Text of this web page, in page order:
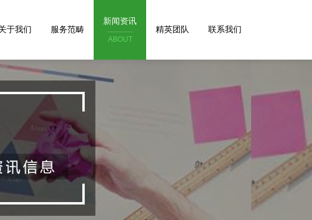
于我们 服务范畴
新闻资讯
ABOUT
精英团队 联系我们